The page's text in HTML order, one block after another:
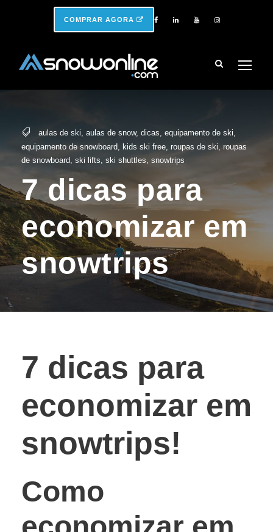
COMPRAR AGORA
aulas de ski, aulas de snow, dicas, equipamento de ski,
equipamento de snowboard kids ski free roupas de ski roupas
de snowboard ski lifts ski shuttles snowtrips
7 dicas para
economizar em
snowtrips
7 dicas para
economizar em
snowtrips!
Como